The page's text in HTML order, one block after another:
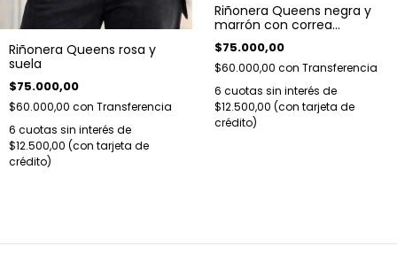
Riñonera Queens rosa y
suela
$75.000,00
$60.000,00 con Transferencia
6 cuotas sin interés de
$12.500,00
Riñonera Queens negra y
marrón con correa
regulable diseño hojas.
Herrajes plateados.
$75.000,00
$60.000,00 con Transferencia
6 cuotas sin interés de
$12.500,00